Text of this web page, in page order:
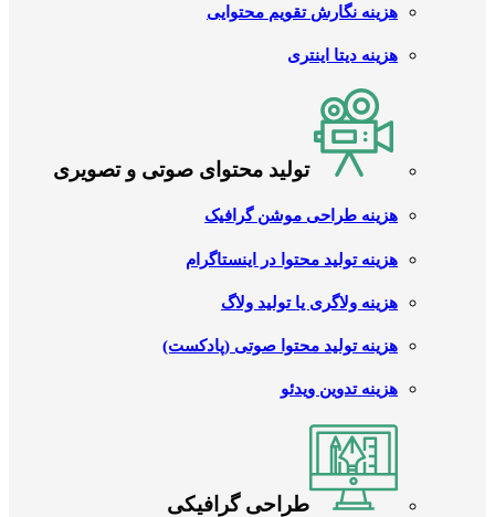
هزینه نگارش تقویم محتوایی
هزینه دیتا اینتری
تولید محتوای صوتی و تصویری
هزینه طراحی موشن گرافیک
هزینه تولید محتوا در اینستاگرام
هزینه ولاگری یا تولید ولاگ
هزینه تولید محتوا صوتی (پادکست)
هزینه تدوین ویدئو
طراحی گرافیکی